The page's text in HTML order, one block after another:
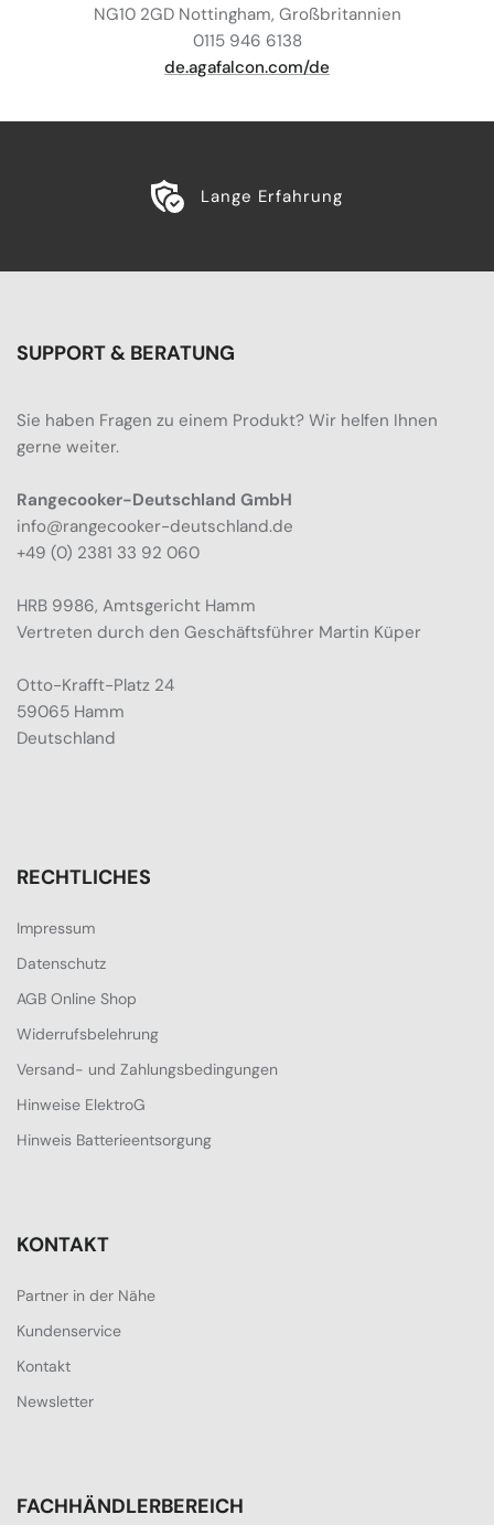
NG10 2GD Nottingham, Großbritannien
0115 946 6138
de.agafalcon.com/de
Lange Erfahrung
SUPPORT & BERATUNG
Sie haben Fragen zu einem Produkt? Wir helfen Ihnen
gerne weiter.
Rangecooker-Deutschland GmbH
info@rangecooker-deutschland.de
+49 (0) 2381 33 92 060
HRB 9986, Amtsgericht Hamm
Vertreten durch den Geschäftsführer Martin Küper
Otto-Krafft-Platz 24
59065 Hamm
Deutschland
RECHTLICHES
Impressum
Datenschutz
AGB Online Shop
Widerrufsbelehrung
Versand- und Zahlungsbedingungen
Hinweise ElektroG
Hinweis Batterieentsorgung
KONTAKT
Partner in der Nähe
Kundenservice
Kontakt
Newsletter
FACHHÄNDLERBEREICH